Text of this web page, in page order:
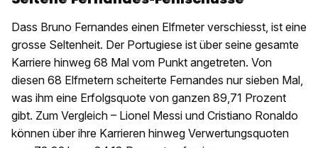
Dass Bruno Fernandes einen Elfmeter verschiesst, ist eine
grosse Seltenheit. Der Portugiese ist über seine gesamte
Karriere hinweg 68 Mal vom Punkt angetreten. Von
diesen 68 Elfmetern scheiterte Fernandes nur sieben Mal,
was ihm eine Erfolgsquote von ganzen 89,71 Prozent
gibt. Zum Vergleich – Lionel Messi und Cristiano Ronaldo
können über ihre Karrieren hinweg Verwertungsquoten